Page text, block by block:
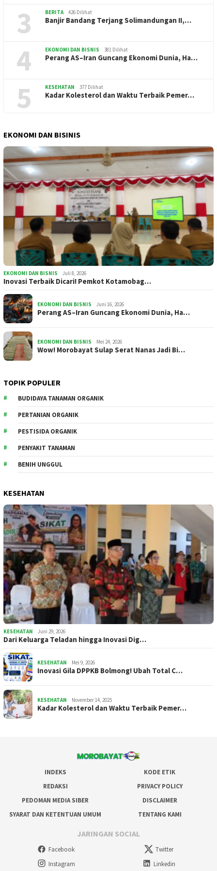
3
BERITA 426 Dilihat
Banjir Bandang Terjang Solimandungan II,…
4 EKONOMI DAN BISNIS 381 Dilihat
Perang AS–Iran Guncang Ekonomi Dunia, Ha…
5 KESEHATAN 377 Dilihat
Kadar Kolesterol dan Waktu Terbaik Pemer…
EKONOMI DAN BISINIS
EKONOMI DAN BISNIS Juli 8, 2026
Inovasi Terbaik Dicari! Pemkot Kotamobag…
EKONOMI DAN BISNIS Juni 16, 2026
Perang AS–Iran Guncang Ekonomi Dunia, Ha…
EKONOMI DAN BISNIS Mei 24, 2026
Wow! Morobayat Sulap Serat Nanas Jadi Bi…
TOPIK POPULER
BUDIDAYA TANAMAN ORGANIK
PERTANIAN ORGANIK
PESTISIDA ORGANIK
PENYAKIT TANAMAN
BENIH UNGGUL
KESEHATAN
KESEHATAN Juni 29, 2026
Dari Keluarga Teladan hingga Inovasi Dig…
KESEHATAN Mei 9, 2026
Inovasi Gila DPPKB Bolmong! Ubah Total C…
KESEHATAN November 14, 2025
Kadar Kolesterol dan Waktu Terbaik Pemer…
INDEKS
KODE ETIK
REDAKSI
PRIVACY POLICY
PEDOMAN MEDIA SIBER
DISCLAIMER
SYARAT DAN KETENTUAN UMUM
TENTANG KAMI
JARINGAN SOCIAL
Facebook
Twitter
Instagram
Linkedin